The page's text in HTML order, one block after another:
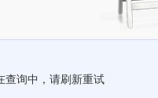
查询中，请刷新重试